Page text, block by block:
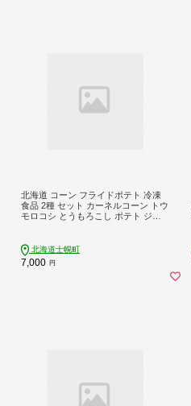
北海道 コーン フライドポテト 冷凍
食品 2種 セット カーネルコーン トウ
モロコシ とうもろこし ポテト ジャ
幌町【N23】
北海道士幌町
7,000 円